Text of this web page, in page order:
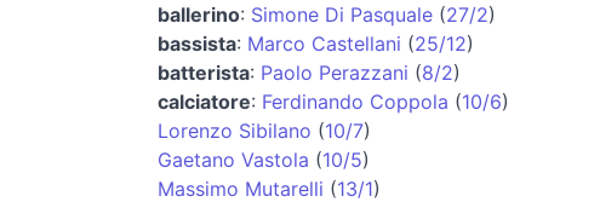
ballerino: Simone Di Pasquale(27/2)
bassista: Marco Castellani (25/12)
batterista: Paolo Perazzani (8/2)
calciatore: Ferdinando Coppola (10/6)
Lorenzo Sibilano (10/7)
Gaetano Vastola (10/5)
Massimo Mutarelli (13/1)